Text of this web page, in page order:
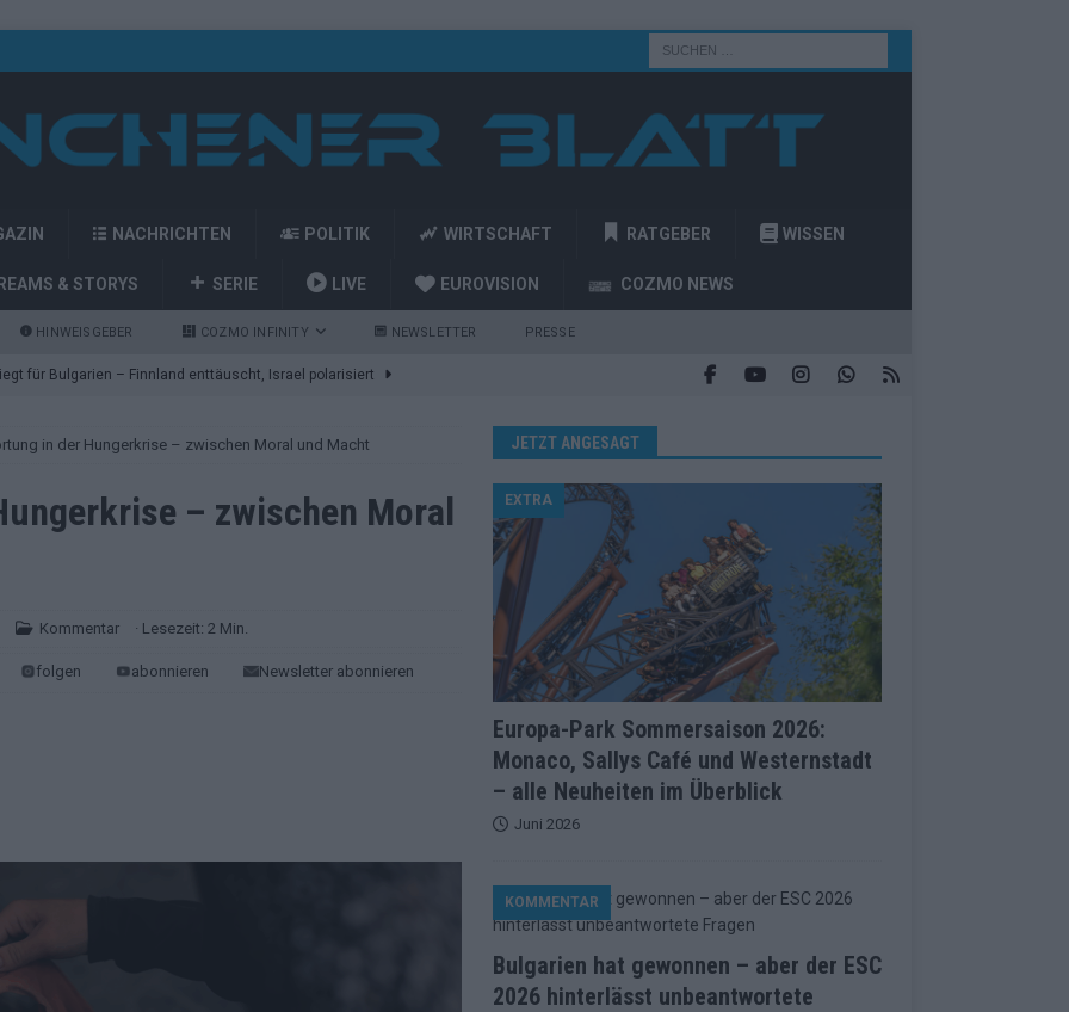
NACHRICHTEN POLITIK WIRTSCHAFT RATGEBER WISSEN
& STORYS SERIE LIVE EUROVISION COZMO NEWS
HINWEISGEBER COZMO INFINITY NEWSLETTER PRESSE
für Bulgarien – Finnland enttäuscht, Israel polarisiert
Eröffnung, Eurovision-Allstars und Parov Stelar als Interval
steht – alle 25 Acts und wer wann auf die Bühne
Finale-Check – alle 25 Acts und ihre Siegchancen
starker JJ-Moment – und sonst ESC-light in Wien
sehen die Buchmacher im Finale
2026: Monaco, Sallys Café und Westernstadt – alle Neuheiten
in der Hungerkrise – zwischen Moral und Macht
– zwischen Moral
Kommentar · Lesezeit: 2 Min.
folgen abonnieren Newsletter abonnieren
JETZT ANGESAGT
Europa-Park Sommersaison 2026:
Monaco, Sallys Café und Westernstadt
– alle Neuheiten im Überblick
EXTRA
Juni 2026
Bulgarien hat gewonnen – aber der ESC
2026 hinterlässt unbeantwortete
KOMMENTAR